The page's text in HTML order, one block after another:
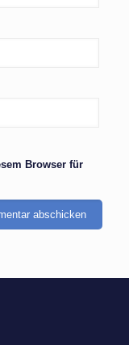
Browser für